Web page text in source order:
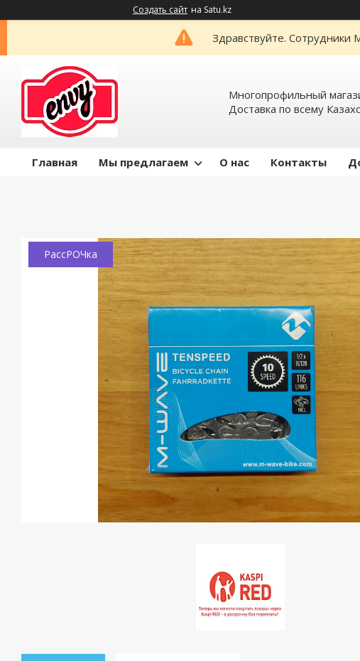
Создать сайт на Satu.kz
Здравствуйте. Сотрудники
Многопрофильный
Доставка по всему
Главная Мы предлагаем О нас Контакты
РассРОЧка